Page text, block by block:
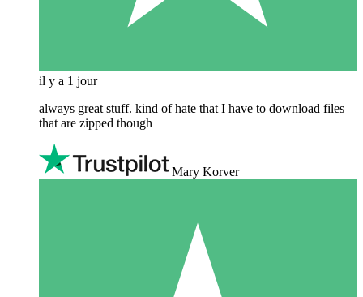
il y a 1 jour
always great stuff. kind of hate that I have to download files
that are zipped though
Mary Korver